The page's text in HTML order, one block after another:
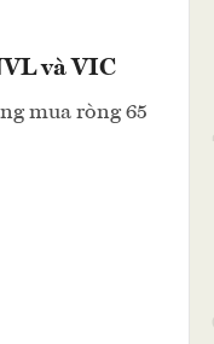
và VIC
mua ròng 65